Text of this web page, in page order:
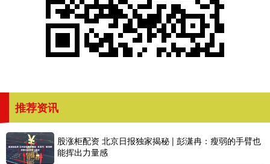
推荐资讯
股涨柜配资 北京日报独家揭秘 | 彭潇冉：瘦弱的手臂也
能挥出力量感